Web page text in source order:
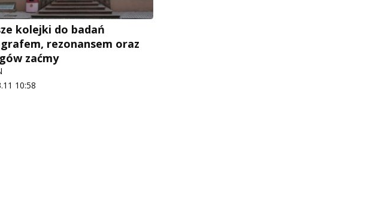
kolejki do badań
rezonansem oraz
zaćmy
10:58